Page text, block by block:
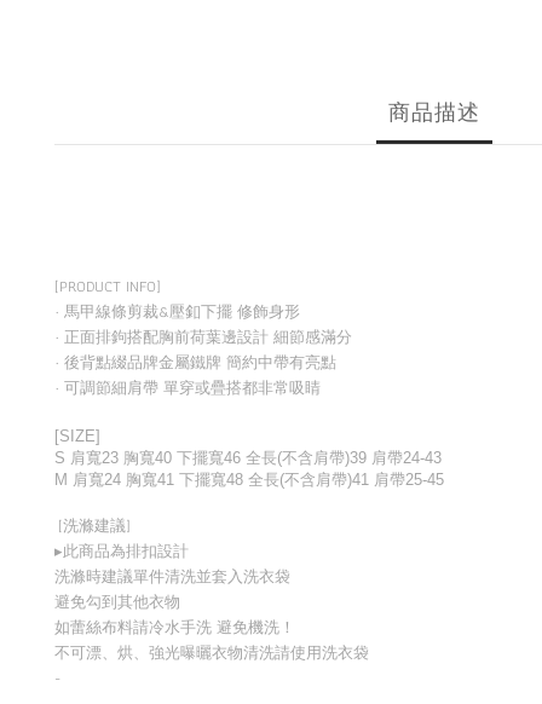
商品描述
[PRODUCT INFO]
· 馬甲線條剪裁&壓釦下擺 修飾身形
· 正面排鉤搭配胸前荷葉邊設計 細節感滿分
· 後背點綴品牌金屬鐵牌 簡約中帶有亮點
· 可調節細肩帶 單穿或疊搭都非常吸睛
[SIZE]
S 肩寬23 胸寬40 下擺寬46 全長(不含肩帶)39 肩帶24-43
M 肩寬24 胸寬41 下擺寬48 全長(不含肩帶)41 肩帶25-45
[洗滌建議]
▸此商品為排扣設計
洗滌時建議單件清洗並套入洗衣袋
避免勾到其他衣物
如蕾絲布料請冷水手洗 避免機洗！
不可漂、烘、強光曝曬衣物清洗請使用洗衣袋
-